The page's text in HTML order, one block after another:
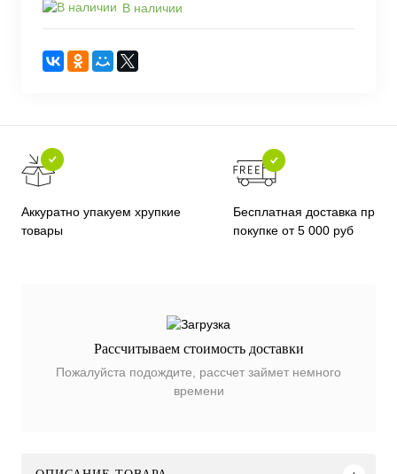
В наличии
Аккуратно упакуем хрупкие
товары
Бесплатная доставка при
покупке от 5 000 руб
Рассчитываем стоимость доставки
Пожалуйста подождите, рассчет займет немного
времени